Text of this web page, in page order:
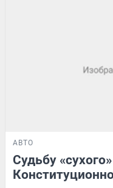
АВТО
Судьбу